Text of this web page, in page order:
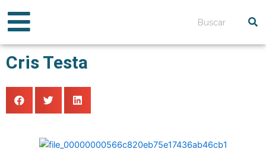
para
conteúdo
Pesquisar
Cris Testa